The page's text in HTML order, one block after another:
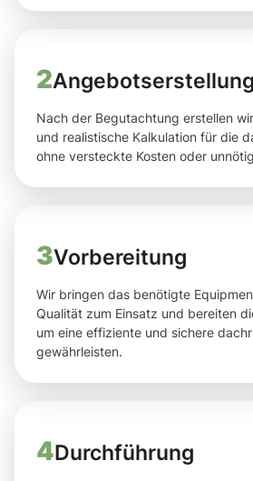
2Angebotserstellung
Nach der Begutachtung erstellen
und realistische Kalkulation für die
ohne versteckte Kosten oder
3Vorbereitung
Wir bringen das benötigte
Qualität zum Einsatz und bereiten
um eine effiziente und sichere
gewährleisten.
4Durchführung